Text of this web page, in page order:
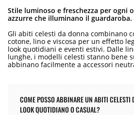
Stile luminoso e freschezza per ogni
azzurre che illuminano il guardaroba.
Gli abiti celesti da donna combinano
cotone, lino e viscosa per un effetto
look quotidiani e eventi estivi. Dalle
lunghe, i modelli celesti stanno bene
abbinano facilmente a accessori
COME POSSO ABBINARE UN ABITI CELESTI
LOOK QUOTIDIANO O CASUAL?